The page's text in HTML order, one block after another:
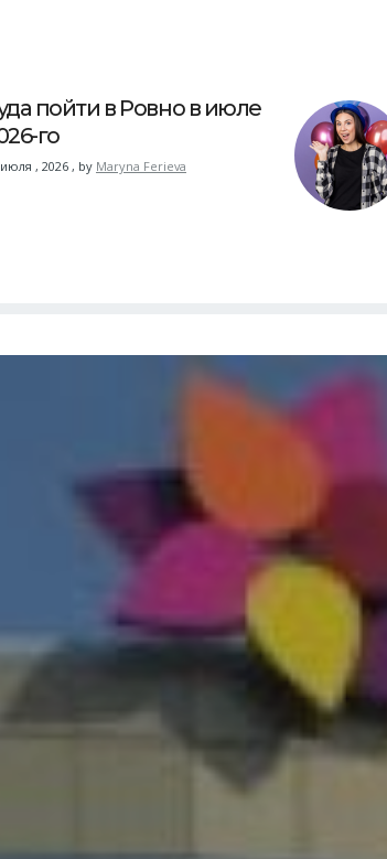
пойти в Ровно в июле
го
, 2026, by Maryna Ferieva